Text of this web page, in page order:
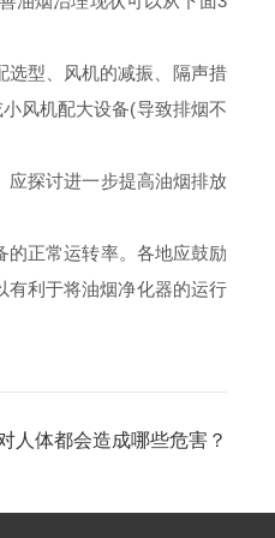
型、风机的减振、隔声措
风机配大设备(导致排烟不
探讨进一步提高油烟排放
正常运转率。各地应鼓励
有利于将油烟净化器的运行
人体都会造成哪些危害？